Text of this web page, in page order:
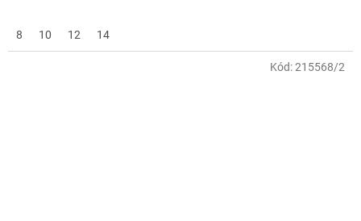
8 10 12 14
Kód:215568/2